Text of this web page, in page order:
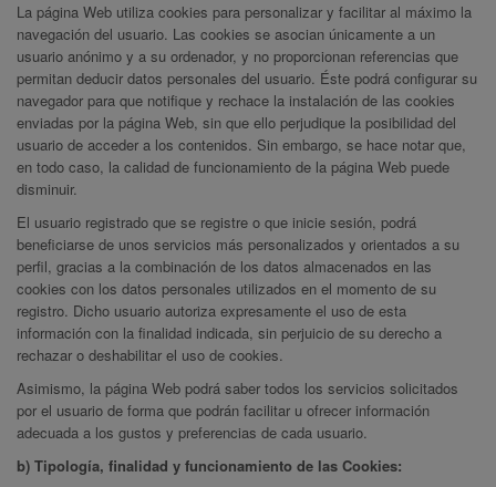
La página Web utiliza cookies para personalizar y facilitar al máximo la
navegación del usuario. Las cookies se asocian únicamente a un
usuario anónimo y a su ordenador, y no proporcionan referencias que
permitan deducir datos personales del usuario. Éste podrá configurar su
navegador para que notifique y rechace la instalación de las cookies
enviadas por la página Web, sin que ello perjudique la posibilidad del
usuario de acceder a los contenidos. Sin embargo, se hace notar que,
en todo caso, la calidad de funcionamiento de la página Web puede
disminuir.
El usuario registrado que se registre o que inicie sesión, podrá
beneficiarse de unos servicios más personalizados y orientados a su
perfil, gracias a la combinación de los datos almacenados en las
cookies con los datos personales utilizados en el momento de su
registro. Dicho usuario autoriza expresamente el uso de esta
información con la finalidad indicada, sin perjuicio de su derecho a
rechazar o deshabilitar el uso de cookies.
Asimismo, la página Web podrá saber todos los servicios solicitados
por el usuario de forma que podrán facilitar u ofrecer información
adecuada a los gustos y preferencias de cada usuario.
b) Tipología, finalidad y funcionamiento de las Cookies: